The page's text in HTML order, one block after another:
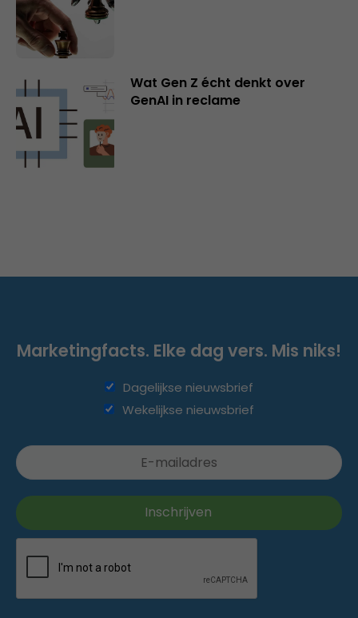
Wat Gen Z écht denkt over
GenAI in reclame
Marketingfacts. Elke dag vers. Mis niks!
Dagelijkse nieuwsbrief
Wekelijkse nieuwsbrief